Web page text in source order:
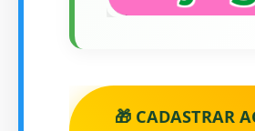
🎁 CADASTRAR